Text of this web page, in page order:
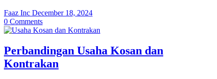
Faaz Inc December 18, 2024
0 Comments
Perbandingan Usaha Kosan dan
Kontrakan